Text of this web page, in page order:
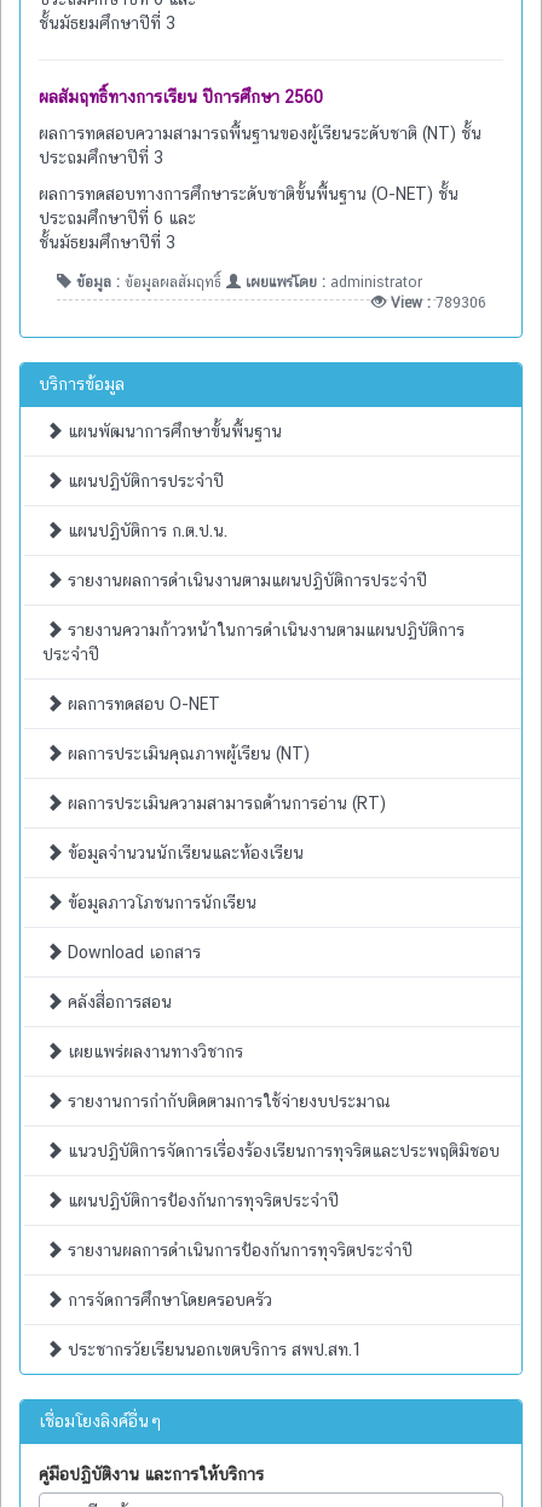
ชั้นมัธยมศึกษาปีที่ 3
ผลสัมฤทธิ์ทางการเรียน ปีการศึกษา 2560
ผลการทดสอบความสามารถพื้นฐานของผู้เรียนระดับชาติ (NT) ชั้น
ประถมศึกษาปีที่ 3
ผลการทดสอบทางการศึกษาระดับชาติขั้นพื้นฐาน (O-NET) ชั้น
ประถมศึกษาปีที่ 6 และ
ชั้นมัธยมศึกษาปีที่ 3
ข้อมูล : ข้อมูลผลสัมฤทธิ์ เผยแพร่โดย : administrator
View :789306
บริการข้อมูล
แผนพัฒนาการศึกษาขั้นพื้นฐาน
แผนปฏิบัติการประจำปี
แผนปฏิบัติการ ก.ต.ป.น.
รายงานผลการดำเนินงานตามแผนปฏิบัติการประจำปี
รายงานความก้าวหน้าในการดำเนินงานตามแผนปฏิบัติการ
ประจำปี
ผลการทดสอบ O-NET
ผลการประเมินคุณภาพผู้เรียน (NT)
ผลการประเมินความสามารถด้านการอ่าน (RT)
ข้อมูลจำนวนนักเรียนและห้องเรียน
ข้อมูลภาวโภชนการนักเรียน
Download เอกสาร
คลังสื่อการสอน
เผยแพร่ผลงานทางวิชากร
รายงานการกำกับติดตามการใช้จ่ายงบประมาณ
แนวปฏิบัติการจัดการเรื่องร้องเรียนการทุจริตและประพฤติมิชอบ
แผนปฏิบัติการป้องกันการทุจริตประจำปี
รายงานผลการดำเนินการป้องกันการทุจริตประจำปี
การจัดการศึกษาโดยครอบครัว
ประชากรวัยเรียนนอกเขตบริการ สพป.สท.1
เชื่อมโยงลิงค์อื่นๆ
คู่มือปฏิบัติงาน และการให้บริการ